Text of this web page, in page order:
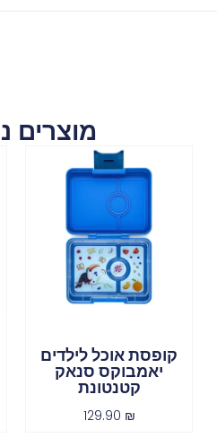
מוצרים
קופסת אוכל לילדים
יאמבוקס סנאק
קטנטונת
129.90 ₪